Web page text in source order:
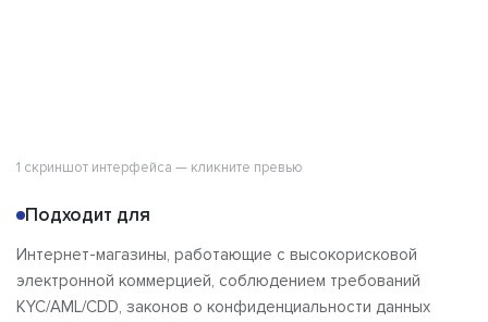
1 скриншот интерфейса — кликните превью
Подходит для
Интернет-магазины, работающие с высокорисковой
электронной коммерцией, соблюдением требований
KYC/AML/CDD, законов о конфиденциальности данных